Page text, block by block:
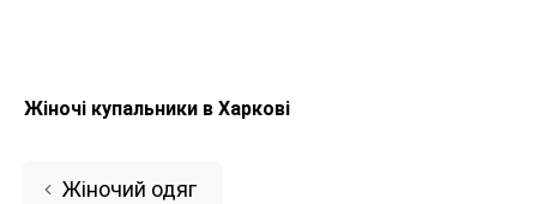
Жіночі купальники в Харкові
Жіночий одяг